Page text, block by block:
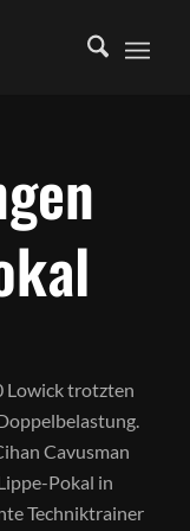
Lowick trotzten
Cavusman
Pokal in
Techniktrainer